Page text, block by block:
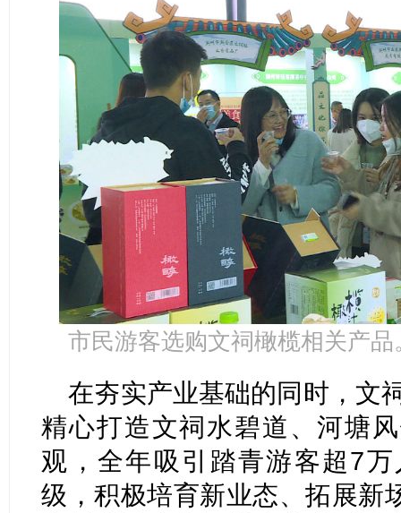
市民游客选购文祠橄榄相关产品
在夯实产业基础的同时，文
精心打造文祠水碧道、河塘
观，全年吸引踏青游客超7
级，积极培育新业态、拓展新